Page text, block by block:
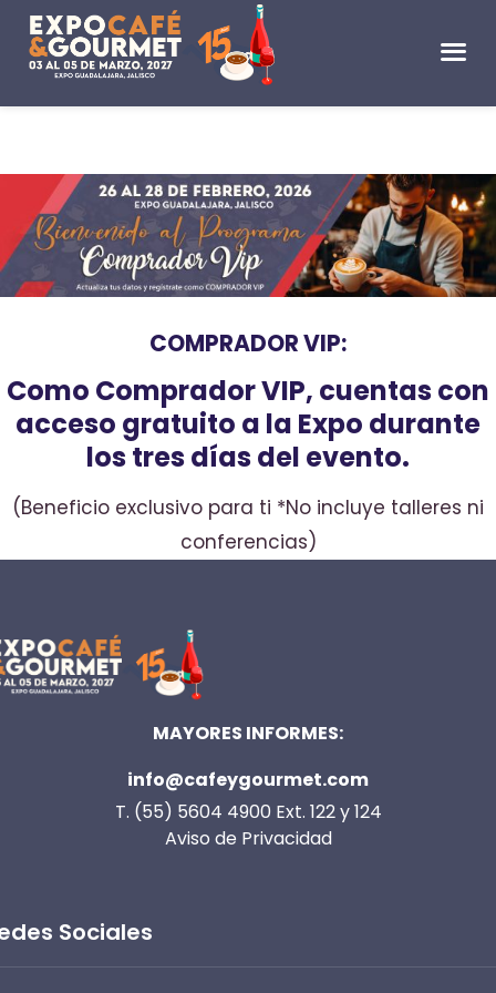
COMPRADOR VIP:
Como Comprador VIP, cuentas con
acceso gratuito a la Expo durante
los tres días del evento.
(Beneficio exclusivo para ti *No incluye talleres ni
conferencias)
MAYORES INFORMES:
info@cafeygourmet.com
T. (55) 5604 4900 Ext. 122 y 124
Aviso de Privacidad
Sociales